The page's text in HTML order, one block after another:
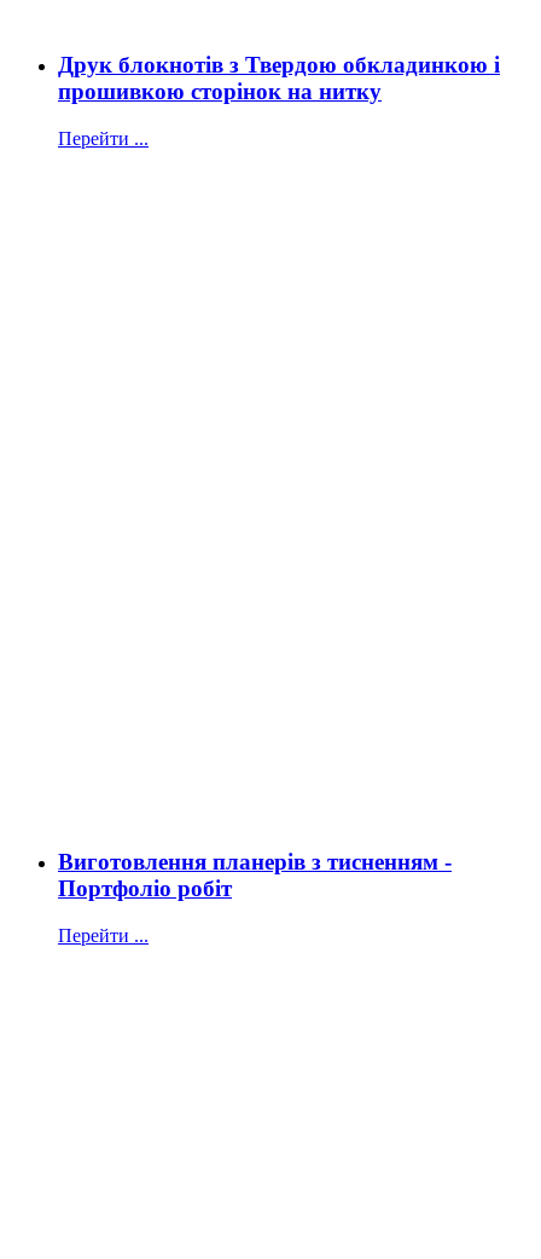
Друк блокнотів з Твердою обкладинкою і
прошивкою сторінок на нитку
Перейти ...
Виготовлення планерів з тисненням -
Портфоліо робіт
Перейти ...